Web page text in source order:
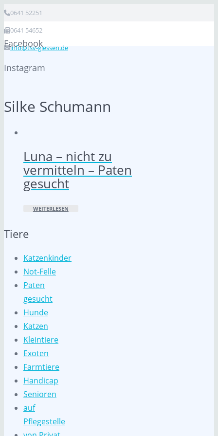
0641 52251
0641 54652
info@tsv-giessen.de
Facebook
Instagram
Silke Schumann
Luna – nicht zu
vermitteln – Paten
gesucht
WEITERLESEN
Tiere
Katzenkinder
Not-Felle
Paten
gesucht
Hunde
Katzen
Kleintiere
Exoten
Farmtiere
Handicap
Senioren
auf
Pflegestelle